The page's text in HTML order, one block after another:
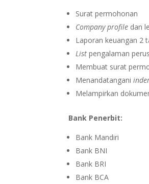
Surat permohonan
Company profile dan
Laporan keuangan 2
List pengalaman
Membuat surat
Menandatangani
Melampirkan
Bank Penerbit:
Bank Mandiri
Bank BNI
Bank BRI
Bank BCA